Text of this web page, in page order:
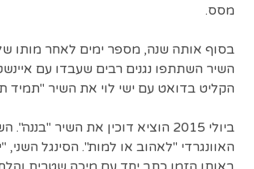
מסס.
בסוף אותה שנה, מספר ימים לאחר מותו של
השיר השתתפו נגנים רבים שעבדו עם
הקליט בדואט עם ישי לוי את השיר "תמיד
ביולי 2015 הוציא דוכין את השיר